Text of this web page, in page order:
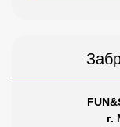
г.